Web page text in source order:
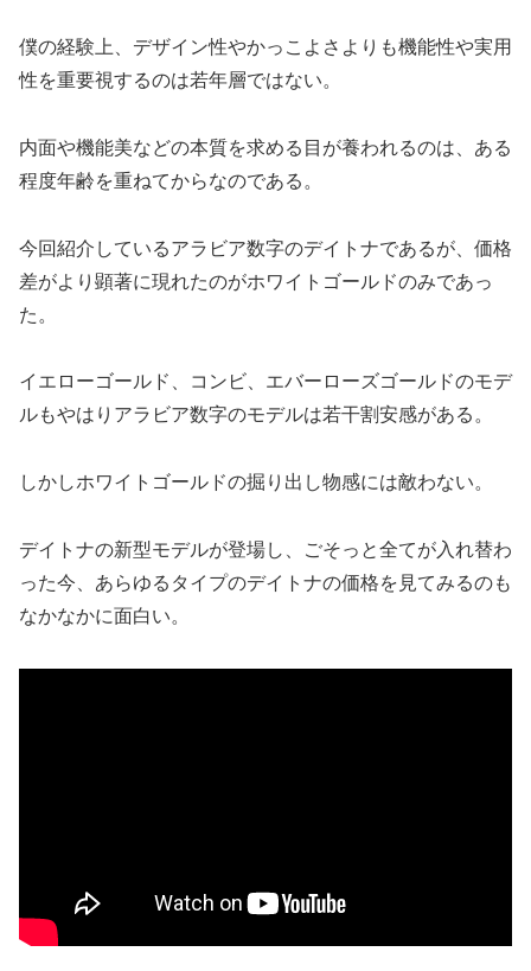
僕の経験上、デザイン性やかっこよさよりも機能性や実用
性を重要視するのは若年層ではない。
内面や機能美などの本質を求める目が養われるのは、ある
程度年齢を重ねてからなのである。
今回紹介しているアラビア数字のデイトナであるが、価格
差がより顕著に現れたのがホワイトゴールドのみであっ
た。
イエローゴールド、コンビ、エバーローズゴールドのモデ
ルもやはりアラビア数字のモデルは若干割安感がある。
しかしホワイトゴールドの掘り出し物感には敵わない。
デイトナの新型モデルが登場し、ごそっと全てが入れ替わ
った今、あらゆるタイプのデイトナの価格を見てみるのも
なかなかに面白い。